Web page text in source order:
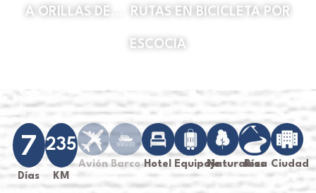
A ORILLAS DE... RUTAS EN BICICLETA POR
ESCOCIA
7
Días
235
KM
Avión Barco Hotel EquipajeNaturaleza
Ríos Ciudad